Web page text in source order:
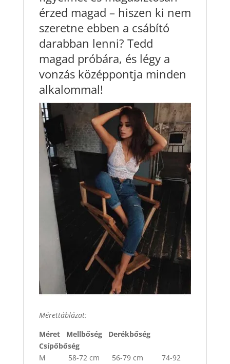
érzed magad – hiszen ki nem
szeretne ebben a csábító
darabban lenni? Tedd
magad próbára, és légy a
vonzás középpontja minden
alkalommal!
Mérettáblázat:
Méret Mellbőség Derékbőség
Csípőbőség
M 58-72 cm 56-79 cm 74-92